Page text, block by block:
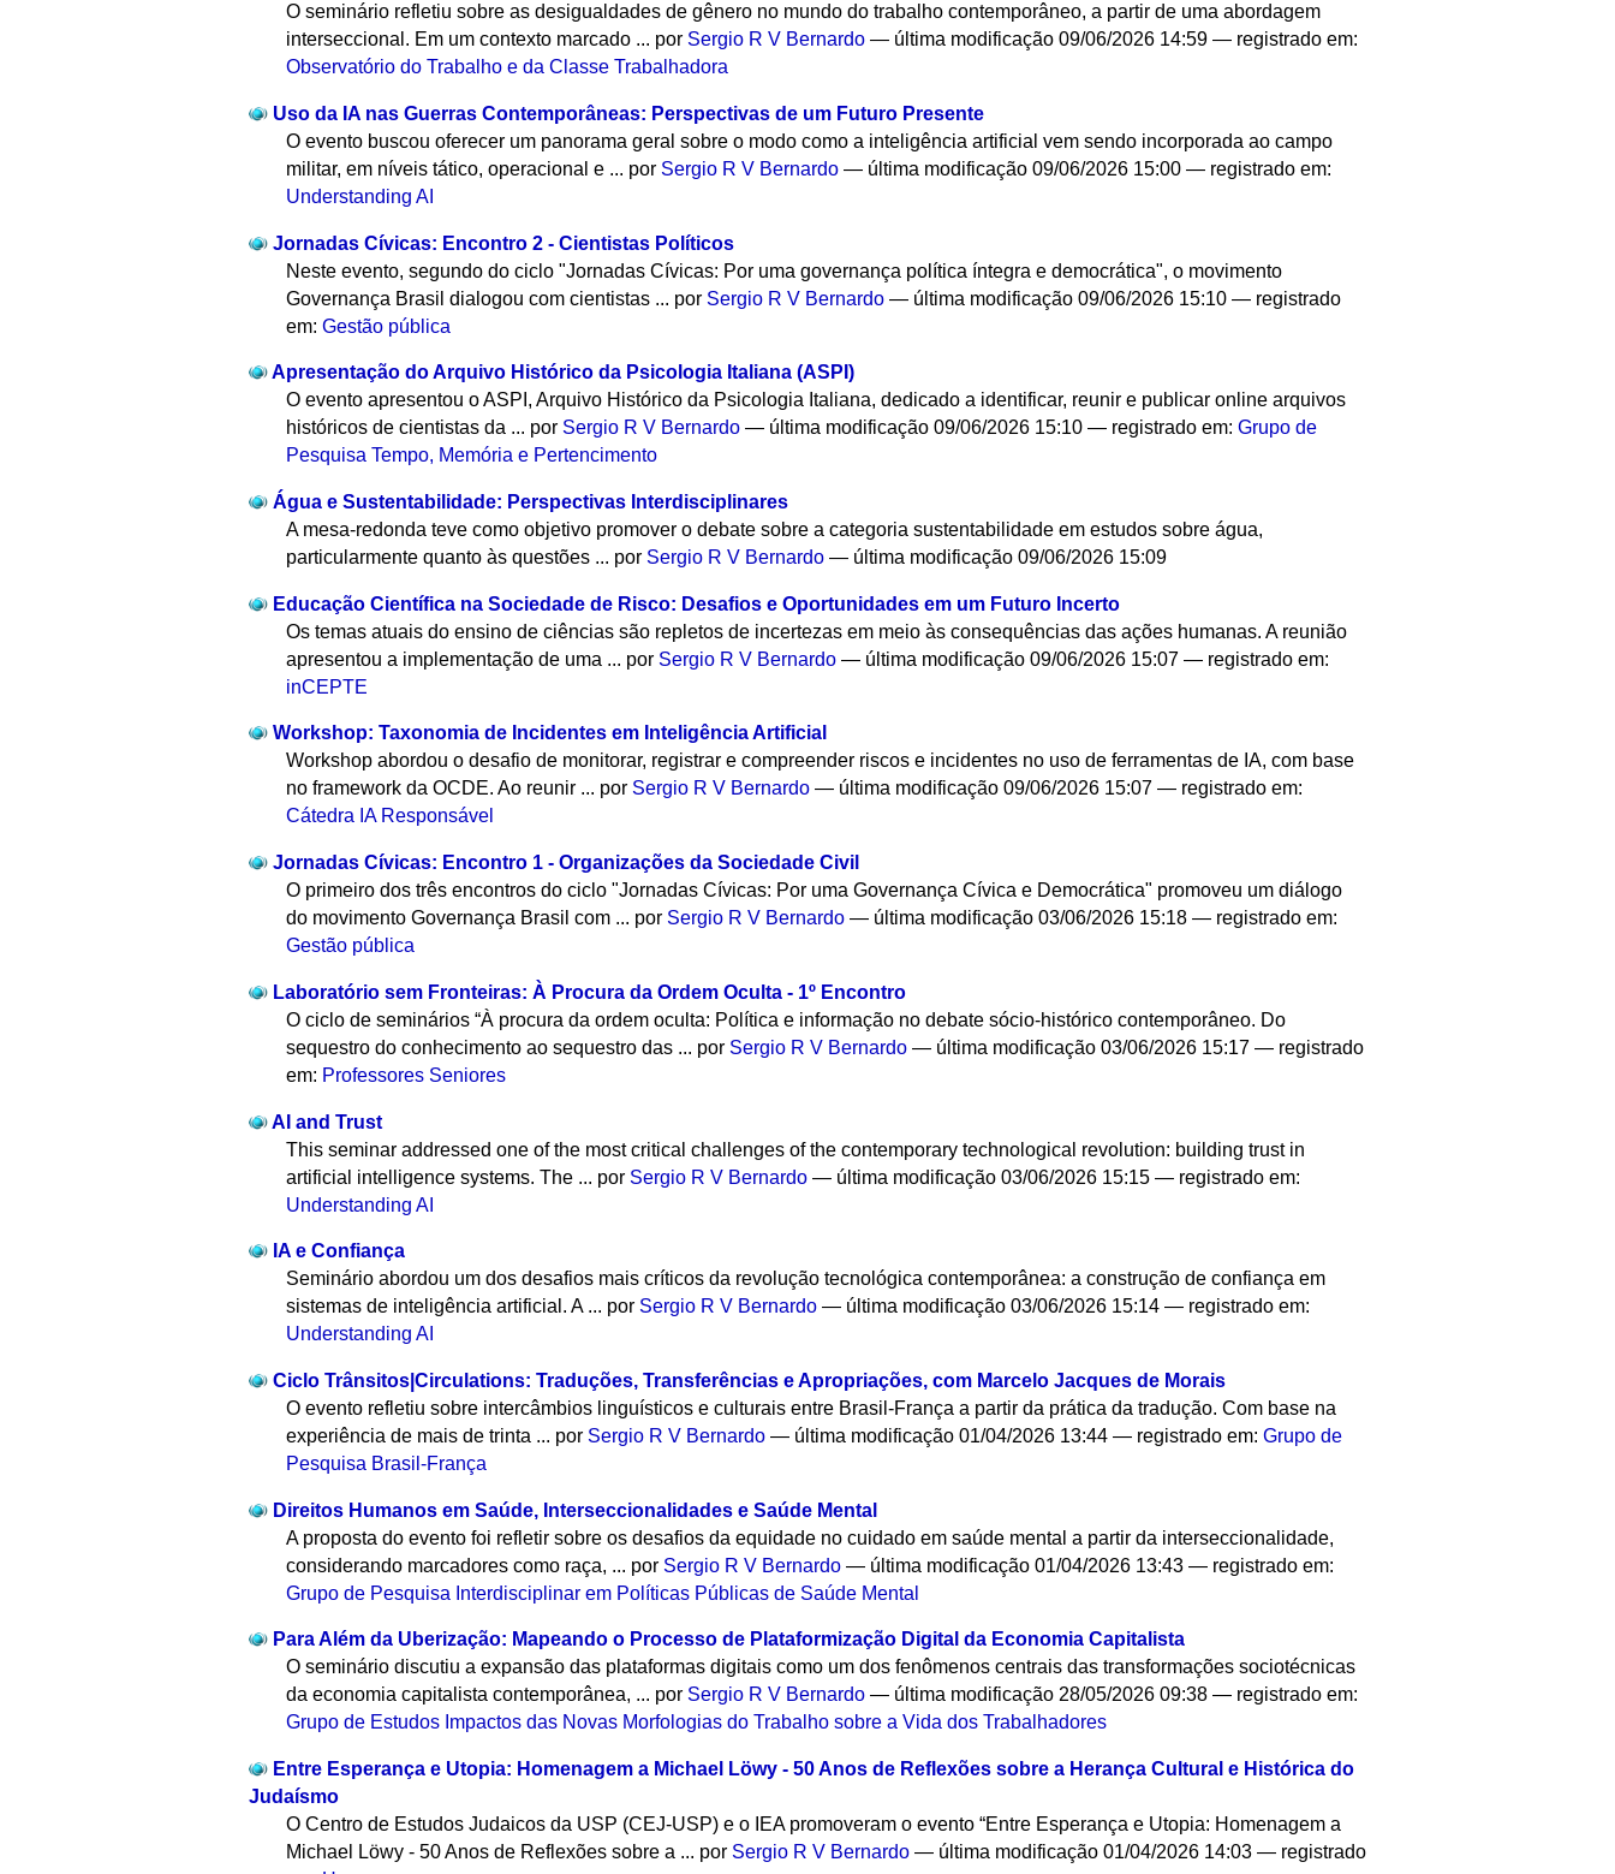
O seminário refletiu sobre as desigualdades de gênero no mundo do trabalho contemporâneo, a partir de uma abordagem
interseccional. Em um contexto marcado ... por Sergio R V Bernardo — última modificação 09/06/2026 14:59— registrado em:
Observatório do Trabalho e da Classe Trabalhadora
Uso da IA nas Guerras Contemporâneas: Perspectivas de um Futuro Presente
O evento buscou oferecer um panorama geral sobre o modo como a inteligência artificial vem sendo incorporada ao campo
militar, em níveis tático, operacional e ... por Sergio R V Bernardo — última modificação 09/06/2026 15:00— registrado em:
Understanding AI
Jornadas Cívicas: Encontro 2 - Cientistas Políticos
Neste evento, segundo do ciclo "Jornadas Cívicas: Por uma governança política íntegra e democrática", o movimento
Governança Brasil dialogou com cientistas ... por Sergio R V Bernardo — última modificação 09/06/2026 15:10— registrado
em:Gestão pública
Apresentação do Arquivo Histórico da Psicologia Italiana (ASPI)
O evento apresentou o ASPI, Arquivo Histórico da Psicologia Italiana, dedicado a identificar, reunir e publicar online arquivos
históricos de cientistas da ... por Sergio R V Bernardo — última modificação 09/06/2026 15:10— registrado em:Grupo de
Pesquisa Tempo, Memória e Pertencimento
Água e Sustentabilidade: Perspectivas Interdisciplinares
A mesa-redonda teve como objetivo promover o debate sobre a categoria sustentabilidade em estudos sobre água,
particularmente quanto às questões ... por Sergio R V Bernardo — última modificação 09/06/2026 15:09
Educação Científica na Sociedade de Risco: Desafios e Oportunidades em um Futuro Incerto
Os temas atuais do ensino de ciências são repletos de incertezas em meio às consequências das ações humanas. A reunião
apresentou a implementação de uma ... por Sergio R V Bernardo — última modificação 09/06/2026 15:07— registrado em:
inCEPTE
Workshop: Taxonomia de Incidentes em Inteligência Artificial
Workshop abordou o desafio de monitorar, registrar e compreender riscos e incidentes no uso de ferramentas de IA, com base
no framework da OCDE. Ao reunir ... por Sergio R V Bernardo — última modificação 09/06/2026 15:07— registrado em:
Cátedra IA Responsável
Jornadas Cívicas: Encontro 1 - Organizações da Sociedade Civil
O primeiro dos três encontros do ciclo "Jornadas Cívicas: Por uma Governança Cívica e Democrática" promoveu um diálogo
do movimento Governança Brasil com ... por Sergio R V Bernardo — última modificação 03/06/2026 15:18— registrado em:
Gestão pública
Laboratório sem Fronteiras: À Procura da Ordem Oculta - 1º Encontro
O ciclo de seminários “À procura da ordem oculta: Política e informação no debate sócio-histórico contemporâneo. Do
sequestro do conhecimento ao sequestro das ... por Sergio R V Bernardo — última modificação 03/06/2026 15:17— registrado
em: Professores Seniores
AI and Trust
This seminar addressed one of the most critical challenges of the contemporary technological revolution: building trust in
artificial intelligence systems. The ... por Sergio R V Bernardo — última modificação 03/06/2026 15:15— registrado em:
Understanding AI
IA e Confiança
Seminário abordou um dos desafios mais críticos da revolução tecnológica contemporânea: a construção de confiança em
sistemas de inteligência artificial. A ... por Sergio R V Bernardo — última modificação 03/06/2026 15:14— registrado em:
Understanding AI
Ciclo Trânsitos|Circulations: Traduções, Transferências e Apropriações, com Marcelo Jacques de Morais
O evento refletiu sobre intercâmbios linguísticos e culturais entre Brasil-França a partir da prática da tradução. Com base na
experiência de mais de trinta ... por Sergio R V Bernardo — última modificação 01/04/2026 13:44— registrado em:Grupo de
Pesquisa Brasil-França
Direitos Humanos em Saúde, Interseccionalidades e Saúde Mental
A proposta do evento foi refletir sobre os desafios da equidade no cuidado em saúde mental a partir da interseccionalidade,
considerando marcadores como raça, ... por Sergio R V Bernardo — última modificação 01/04/2026 13:43— registrado em:
Grupo de Pesquisa Interdisciplinar em Políticas Públicas de Saúde Mental
Para Além da Uberização: Mapeando o Processo de Plataformização Digital da Economia Capitalista
O seminário discutiu a expansão das plataformas digitais como um dos fenômenos centrais das transformações sociotécnicas
da economia capitalista contemporânea, ... por Sergio R V Bernardo — última modificação 28/05/2026 09:38— registrado em:
Grupo de Estudos Impactos das Novas Morfologias do Trabalho sobre a Vida dos Trabalhadores
Entre Esperança e Utopia: Homenagem a Michael Löwy - 50 Anos de Reflexões sobre a Herança Cultural e Histórica do
Judaísmo
O Centro de Estudos Judaicos da USP (CEJ-USP) e o IEA promoveram o evento “Entre Esperança e Utopia: Homenagem a
Michael Löwy - 50 Anos de Reflexões sobre a ... por Sergio R V Bernardo — última modificação 01/04/2026 14:03— registrado